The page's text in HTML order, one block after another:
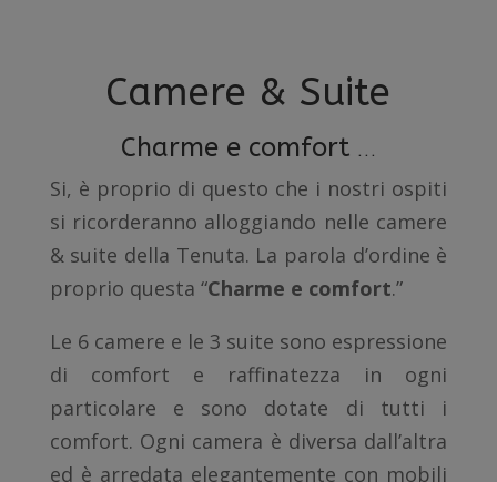
Camere & Suite
Charme e comfort …
Si, è proprio di questo che i nostri ospiti
si ricorderanno alloggiando nelle camere
& suite della Tenuta. La parola d’ordine è
proprio questa “Charme e comfort.”
Le 6 camere e le 3 suite sono espressione
di comfort e raffinatezza in ogni
particolare e sono dotate di tutti i
comfort. Ogni camera è diversa dall’altra
ed è arredata elegantemente con mobili